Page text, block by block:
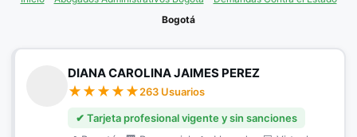
Bogotá
DIANA CAROLINA JAIMES PEREZ
263 Usuarios
✔ Tarjeta profesional vigente y sin sanciones